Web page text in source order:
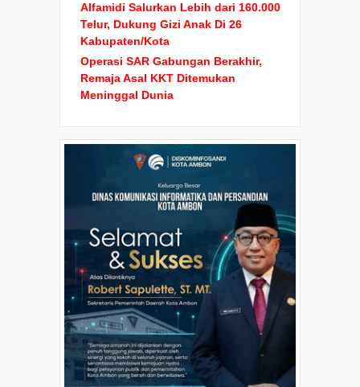
Alfamidi Salurkan Lebih dari 160.000
Telur, Dukung Gizi Anak Di 26
Kabupaten/Kota
Operasi SAR Gabungan Berakhir,
Remaja Asal KKT Ditemukan
Meninggal Dunia